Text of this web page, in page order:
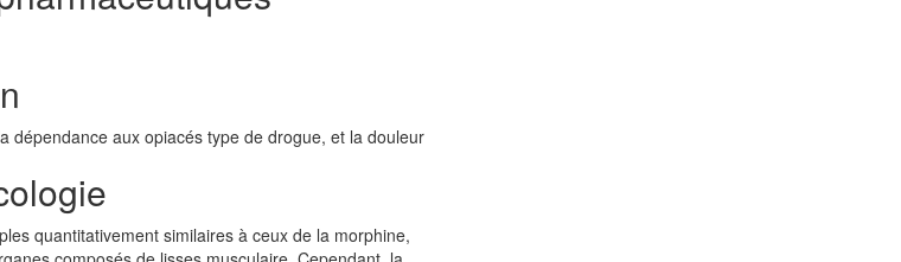
dépendance aux opiacés type de drogue, et la douleur
quantitativement similaires à ceux de la morphine,